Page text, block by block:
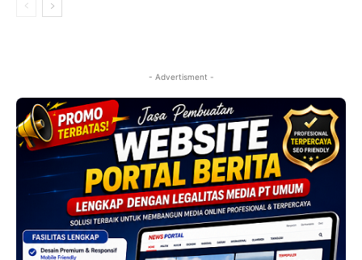
- Advertisment -